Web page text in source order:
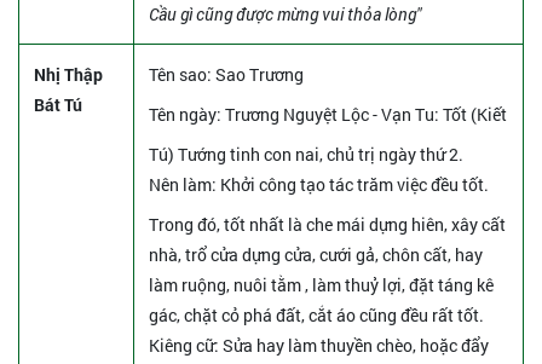
Cầu gì cũng được mừng vui thỏa lòng"
Nhị Thập
Bát Tú
Tên sao: Sao Trương
Tên ngày: Trương Nguyệt Lộc - Vạn Tu: Tốt (Kiết
Tú) Tướng tinh con nai, chủ trị ngày thứ 2.
Nên làm: Khởi công tạo tác trăm việc đều tốt.
Trong đó, tốt nhất là che mái dựng hiên, xây cất
nhà, trổ cửa dựng cửa, cưới gả, chôn cất, hay
làm ruộng, nuôi tằm , làm thuỷ lợi, đặt táng kê
gác, chặt cỏ phá đất, cắt áo cũng đều rất tốt.
Kiêng cữ: Sửa hay làm thuyền chèo, hoặc đẩy